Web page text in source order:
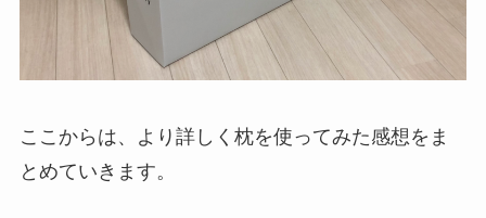
ここからは、より詳しく枕を使ってみた感想をま
とめていきます。